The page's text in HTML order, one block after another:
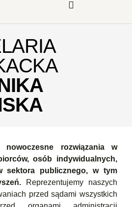
nowoczesne rozwiązania w
osób indywidualnych,
sektora publicznego, w tym
Reprezentujemy naszych
przed sądami wszystkich